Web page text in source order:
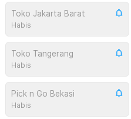
Toko Jakarta Barat
Habis
Toko Tangerang
Habis
Pick n Go Bekasi
Habis